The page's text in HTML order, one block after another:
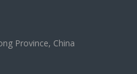
Province, China